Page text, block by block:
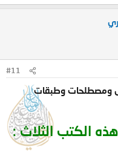
بن علي بن عبد
الطبعة الثانية
أحمد بن محمد بن عمر بن
قاضي شهبة، عالم الكتب – بيروت، الطبعة الأولى (1407هـ)،
#11
ومصطلحات وطبقات
الكتب الثلاث :